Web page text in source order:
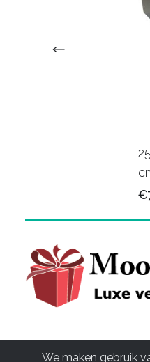
We maken gebruik